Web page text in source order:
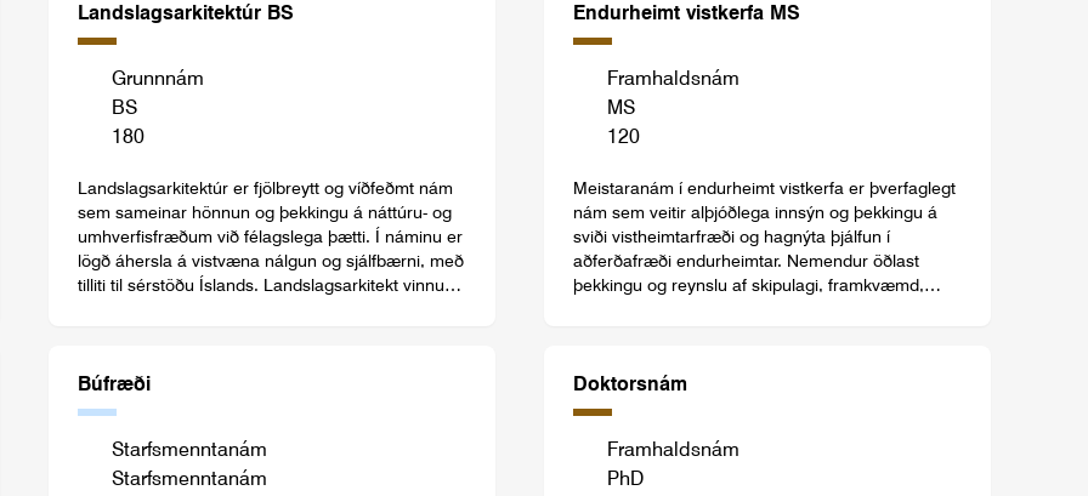
Landslagsarkitektúr BS
Grunnnám
BS
180
Landslagsarkitektúr er fjölbreytt og víðfeðmt nám
sem sameinar hönnun og þekkingu á náttúru- og
umhverfisfræðum við félagslega þætti. Í náminu er
lögð áhersla á vistvæna nálgun og sjálfbærni, með
tilliti til sérstöðu Íslands. Landslagsarkitekt vinnur
Endurheimt vistkerfa MS
Framhaldsnám
MS
120
Meistaranám í endurheimt vistkerfa er þverfaglegt
nám sem veitir alþjóðlega innsýn og þekkingu á
sviði vistheimtarfræði og hagnýta þjálfun í
aðferðafræði endurheimtar. Nemendur öðlast
þekkingu og reynslu af skipulagi, framkvæmd,
vistfræðilegra og félagslegra þátta. Námið er á
ensku.
Búfræði
Starfsmenntanám
Starfsmenntanám
Doktorsnám
Framhaldsnám
PhD